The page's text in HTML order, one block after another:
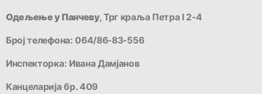
Одељење у Панчеву, Трг краља Петра I 2-4
Број телефона: 064/86-83-556
Инспекторка: Ивана Дамјанов
Канцеларија бр. 409